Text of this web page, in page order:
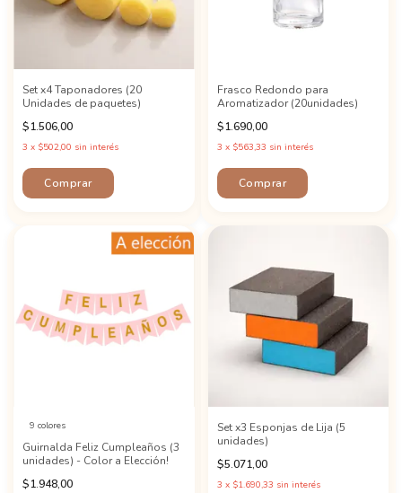
Set x4 Taponadores (20
Unidades de paquetes)
$1.506,00
3 x $502,00 sin interés
Frasco Redondo para
Aromatizador (20unidades)
$1.690,00
3 x $563,33 sin interés
9 colores
Guirnalda Feliz Cumpleaños (3
unidades) - Color a Elección!
$1.948,00
Set x3 Esponjas de Lija (5
unidades)
$5.071,00
3 x $1.690,33 sin interés